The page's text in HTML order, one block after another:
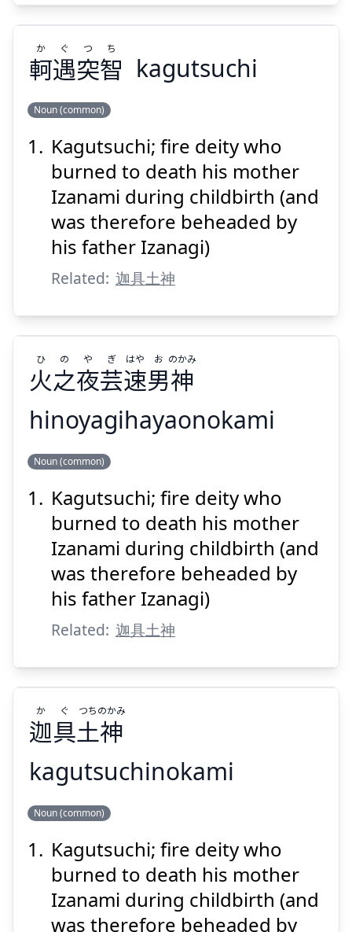
軻
遇
突
智
か
ぐ
つ
ち
軻遇突智
か ぐ つ ち
kagutsuchi
Noun (common)
Kagutsuchi; fire deity who
burned to death his mother
Izanami during childbirth (and
was therefore beheaded by
his father Izanagi)
Related: 迦具土神
神
のかみ
火之夜芸速男神
ひ の や ぎ はや お のかみ
hinoyagihayaonokami
Noun (common)
Kagutsuchi; fire deity who
burned to death his mother
Izanami during childbirth (and
was therefore beheaded by
his father Izanagi)
Related: 迦具土神
迦具土神
か ぐ つちのかみ
kagutsuchinokami
Noun (common)
Kagutsuchi; fire deity who
burned to death his mother
Izanami during childbirth (and
was therefore beheaded by